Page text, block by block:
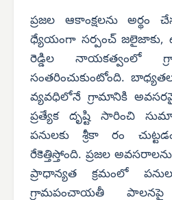
ప్రజల ఆకాంక్షలను అర్థం
ధ్యేయంగా సర్పంచ్ జలైజాకు,
రెడ్డిల నాయకత్వంలో
సంతరించుకుంటోంది.
వ్యవధిలోనే గ్రామానికి
ప్రత్యేక దృష్టి సారించి
పనులకు శ్రీకా రం
రేకెత్తిస్తోంది. ప్రజల
ప్రాధాన్యత క్రమంలో
గ్రామపంచాయతీ పాలనపై